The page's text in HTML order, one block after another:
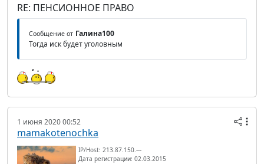
RE: ПЕНСИОННОЕ ПРАВО
Сообщение от Галина100
Тогда иск будет уголовным
1 июня 2020 00:52
mamakotenochka
IP/Host: 213.87.150.---
Дата регистрации: 02.03.2015